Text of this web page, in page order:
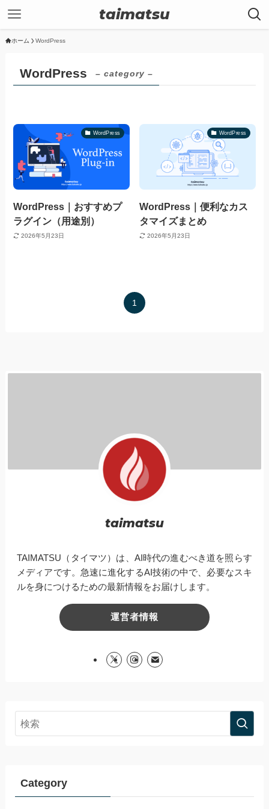
taimatsu
ホーム WordPress
WordPress – category –
WordPress
WordPress｜おすすめプ
ラグイン（用途別）
2026年5月23日
WordPress
WordPress｜便利なカス
タマイズまとめ
2026年5月23日
1
taimatsu
TAIMATSU（タイマツ）は、AI時代の進むべき道を照らす
メディアです。急速に進化するAI技術の中で、必要なスキ
ルを身につけるための最新情報をお届けします。
運営者情報
Category